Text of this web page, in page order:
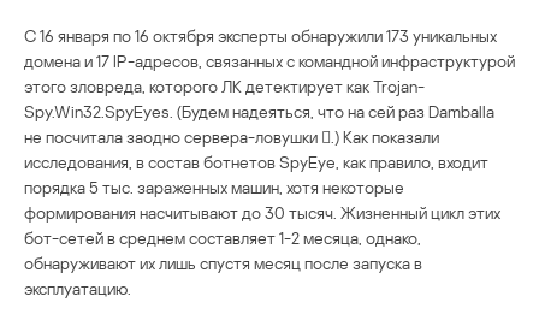
С 16 января по 16 октября эксперты обнаружили 173 уникальных
домена и 17 IP-адресов, связанных с командной инфраструктурой
этого зловреда, которого ЛК детектирует как Trojan-
Spy.Win32.SpyEyes. (Будем надеяться, что на сей раз Damballa
не посчитала заодно сервера-ловушки .) Как показали
исследования, в состав ботнетов SpyEye, как правило, входит
порядка 5 тыс. зараженных машин, хотя некоторые
формирования насчитывают до 30 тысяч. Жизненный цикл этих
бот-сетей в среднем составляет 1-2 месяца, однако,
обнаруживают их лишь спустя месяц после запуска в
эксплуатацию.